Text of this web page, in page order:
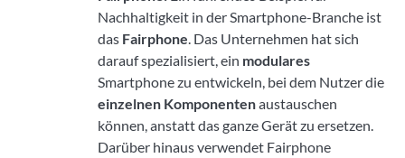
Nachhaltigkeit in der Smartphone-Branche ist
das Fairphone . Das Unternehmen hat sich
darauf spezialisiert, ein modulares
Smartphone zu entwickeln, bei dem Nutzer die
einzelnen Komponentenaustauschen
können, anstatt das ganze Gerät zu ersetzen.
Darüber hinaus verwendet Fairphone